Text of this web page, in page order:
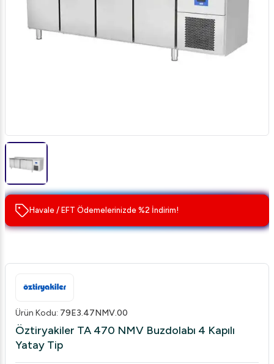
Havale / EFT Ödemelerinizde %2 İndirim!
Ürün Kodu: 79E3.47NMV.00
Öztiryakiler TA 470 NMV Buzdolabı 4 Kapılı
Yatay Tip